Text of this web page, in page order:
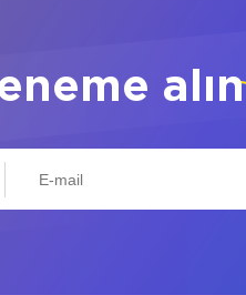
alın